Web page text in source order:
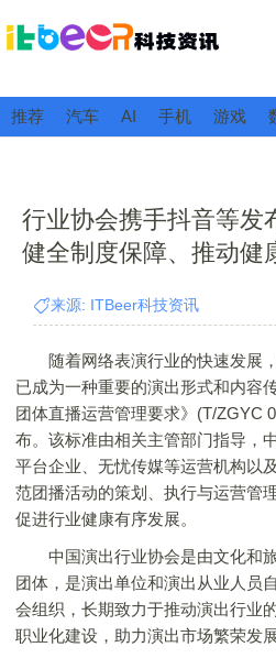
推荐 汽车 AI 手机 游戏
行业协会携手抖音等发
健全制度保障、推动健
来源: ITBeer科技资讯
随着网络表演行业的快速发展，
已成为一种重要的演出形式和内容
团体直播运营管理要求》(T/ZGYC
布。该标准由相关主管部门指导，
平台企业、无忧传媒等运营机构以
范团播活动的策划、执行与运营管
促进行业健康有序发展。
中国演出行业协会是由文化和旅
团体，是演出单位和演出从业人员
会组织，长期致力于推动演出行业
职业化建设，助力演出市场繁荣发展